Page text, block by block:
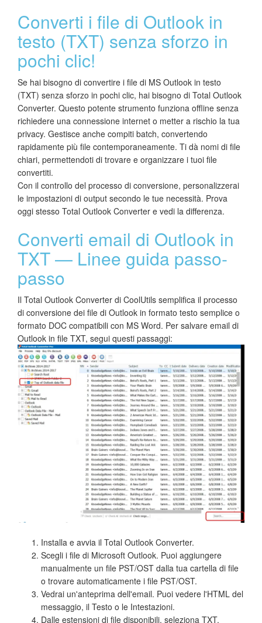
Converti i file di Outlook in
testo (TXT) senza sforzo in
pochi clic!
Se hai bisogno di convertire i file di MS Outlook in testo
(TXT) senza sforzo in pochi clic, hai bisogno di Total Outlook
Converter. Questo potente strumento funziona offline senza
richiedere una connessione internet o metter a rischio la tua
privacy. Gestisce anche compiti batch, convertendo
rapidamente più file contemporaneamente. Ti dà nomi di file
chiari, permettendoti di trovare e organizzare i tuoi file
convertiti.
Con il controllo del processo di conversione, personalizzerai
le impostazioni di output secondo le tue necessità. Prova
oggi stesso Total Outlook Converter e vedi la differenza.
Converti email di Outlook in
TXT — Linee guida passo-
passo
Il Total Outlook Converter di CoolUtils semplifica il processo
di conversione dei file di Outlook in formato testo semplice o
formato DOC compatibili con MS Word. Per salvare email di
Outlook in file TXT, segui questi passaggi:
Installa e avvia il Total Outlook Converter.
Scegli i file di Microsoft Outlook. Puoi aggiungere
manualmente un file PST/OST dalla tua cartella di file
o trovare automaticamente i file PST/OST.
Vedrai un'anteprima dell'email. Puoi vedere l'HTML del
messaggio, il Testo o le Intestazioni.
Dalle estensioni di file disponibili, seleziona TXT.